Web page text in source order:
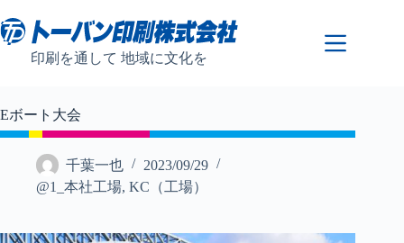
ン
テ
ス
キ
印刷を通して 地域に文化を
Eボート大会
千葉一也
2023/09/29
@1_本社工場, KC（工場）